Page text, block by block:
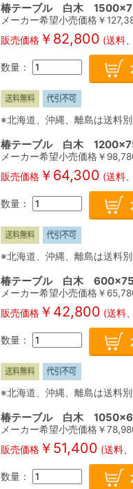
椿テーブル 白木
メーカー希望小売価格￥
販売価格￥ 82,800 (送料
数量：
※北海道、沖縄、離島は送料
椿テーブル 白木
メーカー希望小売価格￥
販売価格￥ 64,300 (送料
数量：
※北海道、沖縄、離島は送料
椿テーブル 白木
メーカー希望小売価格￥
販売価格￥ 42,800 (送料
数量：
※北海道、沖縄、離島は送料
椿テーブル 白木
メーカー希望小売価格￥
販売価格￥ 51,400 (送料
数量：